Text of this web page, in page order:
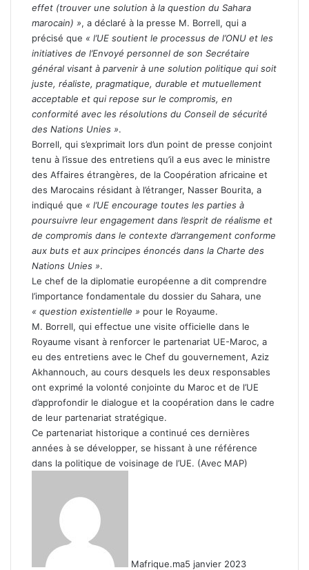
effet (trouver une solution à la question du Sahara
marocain) », a déclaré à la presse M. Borrell, qui a
précisé que « l’UE soutient le processus de l’ONU et les
initiatives de l’Envoyé personnel de son Secrétaire
général visant à parvenir à une solution politique qui soit
juste, réaliste, pragmatique, durable et mutuellement
acceptable et qui repose sur le compromis, en
conformité avec les résolutions du Conseil de sécurité
des Nations Unies ».
Borrell, qui s’exprimait lors d’un point de presse conjoint
tenu à l’issue des entretiens qu’il a eus avec le ministre
des Affaires étrangères, de la Coopération africaine et
des Marocains résidant à l’étranger, Nasser Bourita, a
indiqué que « l’UE encourage toutes les parties à
poursuivre leur engagement dans l’esprit de réalisme et
de compromis dans le contexte d’arrangement conforme
aux buts et aux principes énoncés dans la Charte des
Nations Unies ».
Le chef de la diplomatie européenne a dit comprendre
l’importance fondamentale du dossier du Sahara, une
« question existentielle » pour le Royaume.
M. Borrell, qui effectue une visite officielle dans le
Royaume visant à renforcer le partenariat UE-Maroc, a
eu des entretiens avec le Chef du gouvernement, Aziz
Akhannouch, au cours desquels les deux responsables
ont exprimé la volonté conjointe du Maroc et de l’UE
d’approfondir le dialogue et la coopération dans le cadre
de leur partenariat stratégique.
Ce partenariat historique a continué ces dernières
années à se développer, se hissant à une référence
dans la politique de voisinage de l’UE. (Avec MAP)
Mafrique.ma5 janvier 2023